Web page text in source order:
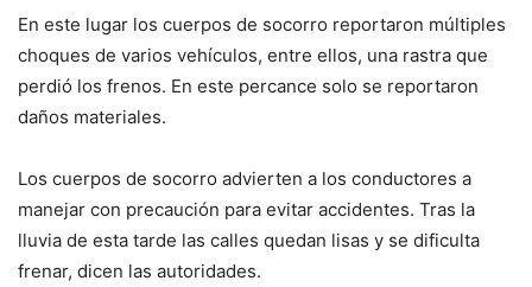
En este lugar los cuerpos de socorro reportaron múltiples
choques de varios vehículos, entre ellos, una rastra que
perdió los frenos. En este percance solo se reportaron
daños materiales.
Los cuerpos de socorro advierten a los conductores a
manejar con precaución para evitar accidentes. Tras la
lluvia de esta tarde las calles quedan lisas y se dificulta
frenar, dicen las autoridades.